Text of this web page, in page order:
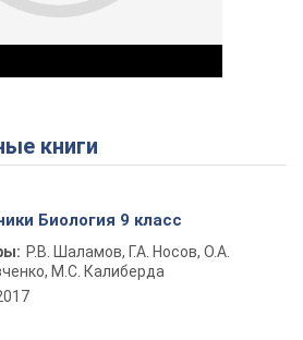
Play Video
книги
Биология 9 класс
Р.В. Шаламов, Г.А. Носов, О.А.
М.С. Калиберда